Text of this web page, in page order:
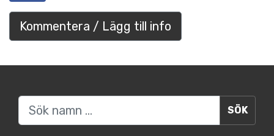
Kommentera / Lägg till info
Sök